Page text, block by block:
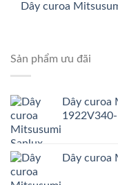
Dây curoa
Sản phẩm ưu đãi
Dây curoa
Dây curoa